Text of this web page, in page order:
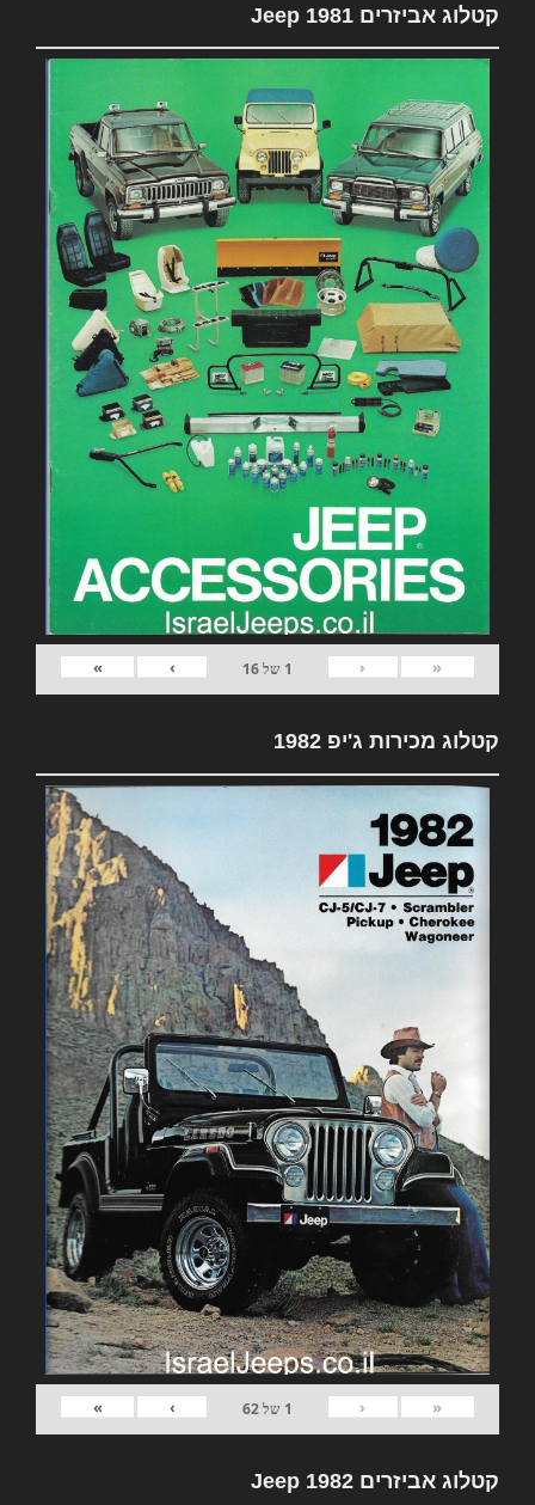
קטלוג אביזרים 1981 Jeep
«
‹
1 של16
›
»
קטלוג מכירות ג'יפ 1982
«
‹
1 של62
›
»
קטלוג אביזרים 1982 Jeep